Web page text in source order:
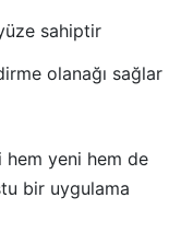
sahiptir
olanağı sağlar
hem yeni hem de
bir uygulama